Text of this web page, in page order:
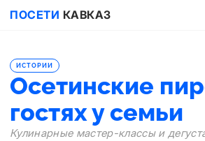
ПОСЕТИ КАВКАЗ
Осетинские
гостях у семьи
ИСТОРИИ
Кулинарные мастер-классы и